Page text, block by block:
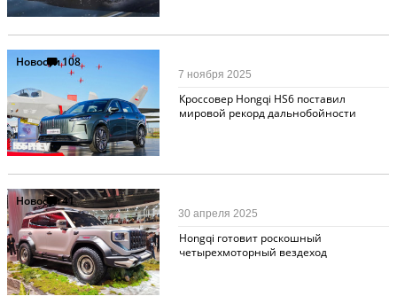
Новости108
Кроссовер Hongqi HS6 поставил
мировой рекорд дальнобойности
7 ноября 2025
Новости41
Hongqi готовит роскошный
четырехмоторный вездеход
30 апреля 2025